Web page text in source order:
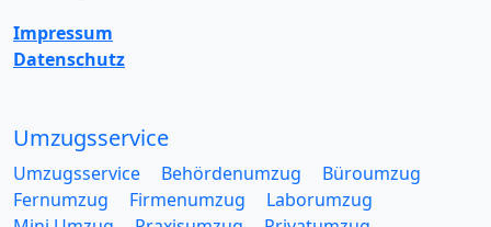
Impressum
Datenschutz
Umzugsservice
Umzugsservice Behördenumzug
Büroumzug
Fernumzug
Firmenumzug
Laborumzug